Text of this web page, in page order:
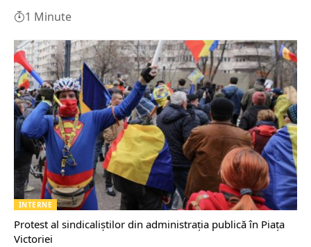
1 Minute
INTERNE
Protest al sindicaliştilor din administraţia publică în Piaţa
Victoriei